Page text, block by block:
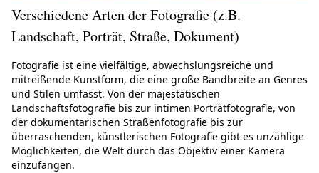
Verschiedene Arten der Fotografie (z.B.
Landschaft, Porträt, Straße, Dokument)
Fotografie ist eine vielfältige, abwechslungsreiche und
mitreißende Kunstform, die eine große Bandbreite an Genres
und Stilen umfasst. Von der majestätischen
Landschaftsfotografie bis zur intimen Porträtfotografie, von
der dokumentarischen Straßenfotografie bis zur
überraschenden, künstlerischen Fotografie gibt es unzählige
Möglichkeiten, die Welt durch das Objektiv einer Kamera
einzufangen.